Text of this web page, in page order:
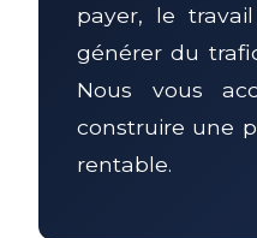
payer, le
générer du
Nous vous
construire une
rentable.